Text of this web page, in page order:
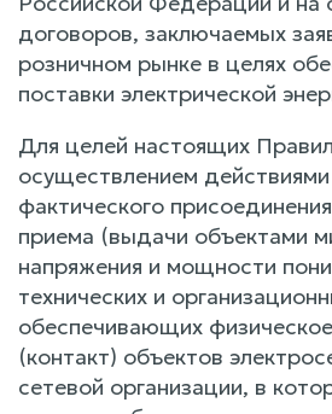
договоров, заключаемых
розничном рынке в целях
поставки электрической
Для целей настоящих
осуществлением действиями
фактического
приема (выдачи объектами
напряжения и мощности
технических и
обеспечивающих
(контакт) объектов
сетевой организации, в